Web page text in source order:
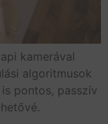
kamerával
algoritmusok
pontos, passzív